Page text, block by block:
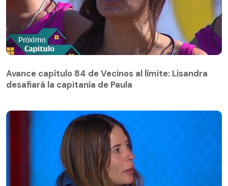
desafiará la capitanía de Paula
Avance capítulo 84 de Vecinos al límite: Lisandra
desafiará la capitanía de Paula